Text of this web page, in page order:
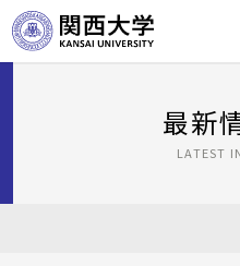
最新
LATEST